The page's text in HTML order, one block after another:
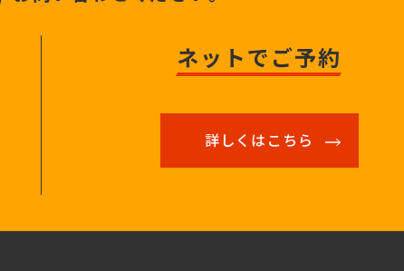
ネットでご予約
詳しくはこちら